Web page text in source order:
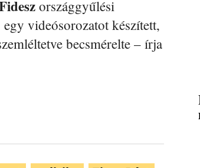
országgyűlési
videósorozatot készített,
becsmérelte – írja